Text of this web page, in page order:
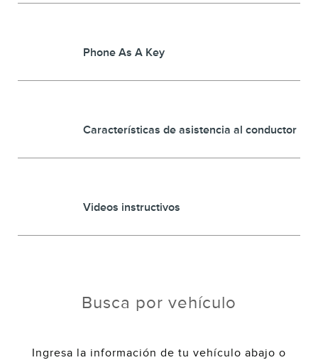
Phone As A Key
Características de asistencia al conductor
Videos instructivos
Busca por vehículo
Ingresa la información de tu vehículo abajo o